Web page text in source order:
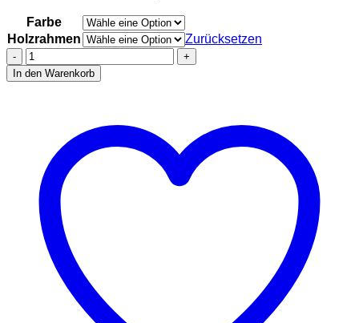
Farbe
Holzrahmen
Zurücksetzen
Stadtliebe®
|
3D-
CNC-
Fräsung
Menge
In den Warenkorb